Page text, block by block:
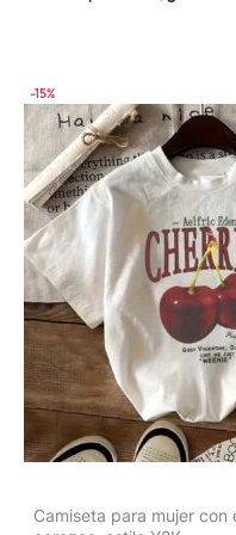
-15%
Camiseta para mujer con